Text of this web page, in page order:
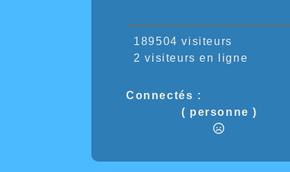
189504 visiteurs
2 visiteurs en ligne
Connectés :
( personne )